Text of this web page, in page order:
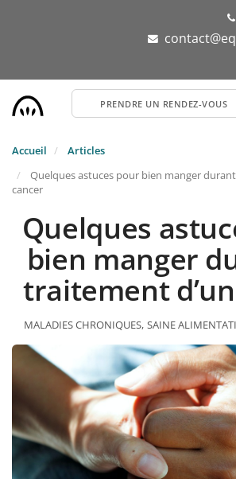
PRENDRE UN RENDEZ-VOUS
Accueil
Articles
Quelques astuces pour bien manger
cancer
Quelques
bien manger
traitement
MALADIES CHRONIQUES SAINE